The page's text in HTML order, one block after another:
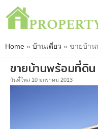
Home » บ้านเดี่ยว » ขายบ้า
ขายบ้านพร้อมที่ดิน
วันที่โพส 10 มกราคม 2013